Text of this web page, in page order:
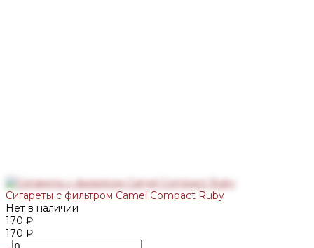
Сигареты с фильтром Camel Compact Ruby
Нет в наличии
170 ₽
170 ₽